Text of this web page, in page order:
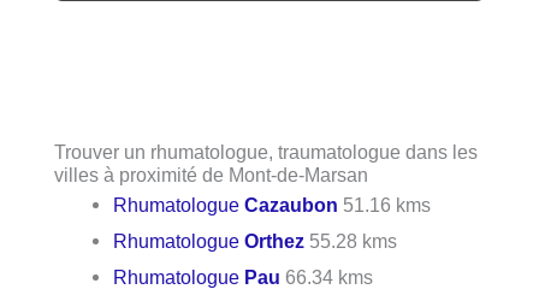
Trouver un rhumatologue, traumatologue dans les
villes à proximité de Mont-de-Marsan
RhumatologueCazaubon 51.16 kms
RhumatologueOrthez 55.28 kms
Rhumatologue Pau 66.34 kms